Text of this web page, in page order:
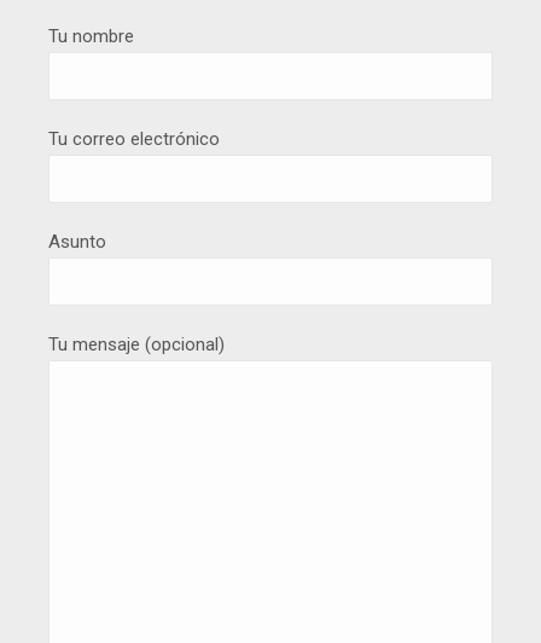
Tu nombre
Tu correo electrónico
Asunto
Tu mensaje (opcional)